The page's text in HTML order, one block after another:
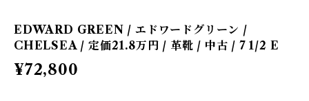
EDWARD GREEN / エドワードグリーン /
CHELSEA / 定価21.8万円 / 革靴 / 中古 / 7 1/2 E
¥72,800